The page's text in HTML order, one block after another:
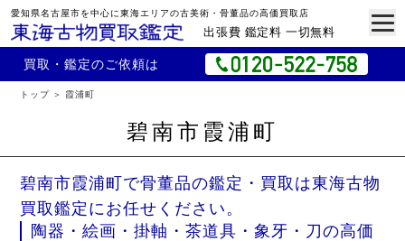
愛知県名古屋市を中心に東海エリアの古美術・骨董品の高価買取店
出張費 鑑定料 一切無料
買取・鑑定のご依頼は
トップ 霞浦町
碧南市霞浦町
碧南市霞浦町で骨董品の鑑定・買取は東海古物
買取鑑定にお任せください。
陶器・絵画・掛軸・茶道具・象牙・刀の高価